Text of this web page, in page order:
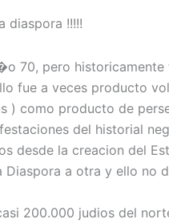
diaspora !!!!!
70, pero
fue a veces producto
) como producto de
del historial
desde la creacion del
Diaspora a otra y ello no
200.000 judios del